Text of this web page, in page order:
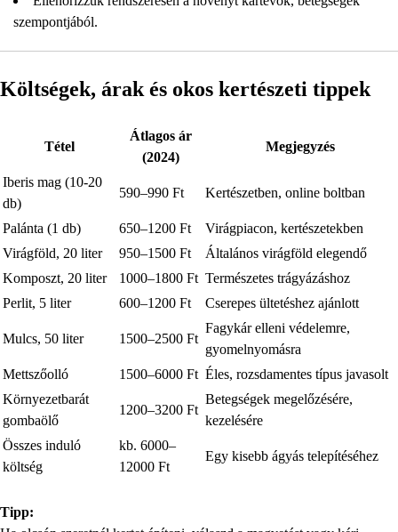
szempontjából.
Költségek, árak és okos kertészeti tippek
Tétel
Átlagos ár
(2024)
Megjegyzés
Iberis mag (10-20
db)
590–990 Ft Kertészetben, online boltban
Palánta (1 db) 650–1200 Ft
Virágpiacon, kertészetekben
Virágföld, 20 liter
950–1500 Ft
Általános virágföld elegendő
Komposzt, 20 liter
1000–1800 Ft Természetes trágyázáshoz
Perlit, 5 liter
600–1200 Ft Cserepes ültetéshez ajánlott
Mulcs, 50 liter 1500–2500 Ft
Fagykár elleni védelemre,
gyomelnyomásra
Mettszőolló
1500–6000 Ft Éles, rozsdamentes típus javasolt
Környezetbarát
gombaölő
1200–3200 Ft
Betegségek megelőzésére,
kezelésére
Összes induló
költség
kb. 6000–
12000 Ft
Egy kisebb ágyás telepítéséhez
Tipp: